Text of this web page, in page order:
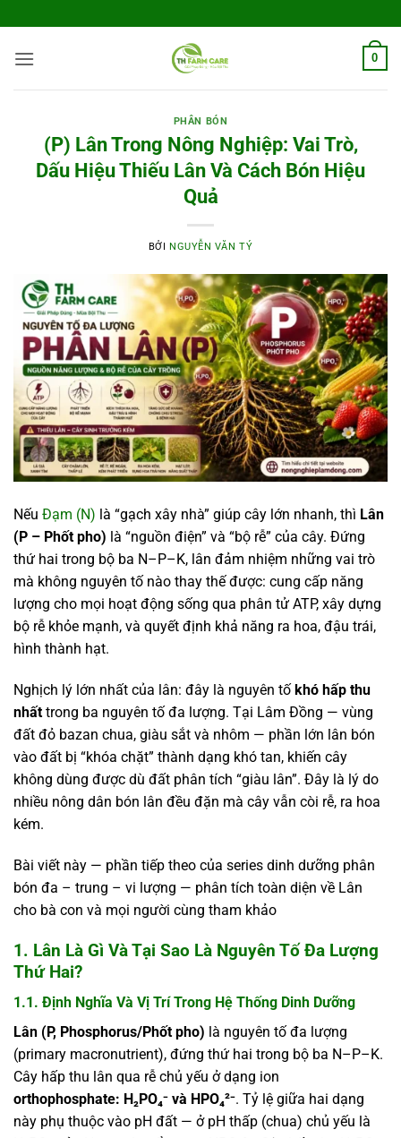
qua
nội
0
PHÂN BÓN
(P) Lân Trong Nông Nghiệp: Vai Trò,
Dấu Hiệu Thiếu Lân Và Cách Bón Hiệu
Quả
BỞI NGUYỄN VĂN TÝ
Nếu Đạm (N) là “gạch xây nhà” giúp cây lớn nhanh, thì Lân
(P – Phốt pho) là “nguồn điện” và “bộ rễ” của cây. Đứng
thứ hai trong bộ ba N–P–K, lân đảm nhiệm những vai trò
mà không nguyên tố nào thay thế được: cung cấp năng
lượng cho mọi hoạt động sống qua phân tử ATP, xây dựng
bộ rễ khỏe mạnh, và quyết định khả năng ra hoa, đậu trái,
hình thành hạt.
Nghịch lý lớn nhất của lân: đây là nguyên tốkhó hấp thu
nhất trong ba nguyên tố đa lượng. Tại Lâm Đồng — vùng
đất đỏ bazan chua, giàu sắt và nhôm — phần lớn lân bón
vào đất bị “khóa chặt” thành dạng khó tan, khiến cây
không dùng được dù đất phân tích “giàu lân”. Đây là lý do
nhiều nông dân bón lân đều đặn mà cây vẫn còi rễ, ra hoa
kém.
Bài viết này — phần tiếp theo của series dinh dưỡng phân
bón đa – trung – vi lượng — phân tích toàn diện về Lân
cho bà con và mọi người cùng tham khảo
1. Lân Là Gì Và Tại Sao Là Nguyên Tố Đa Lượng
Thứ Hai?
1.1. Định Nghĩa Và Vị Trí Trong Hệ Thống Dinh Dưỡng
Lân (P, Phosphorus/Phốt pho) là nguyên tố đa lượng
(primary macronutrient), đứng thứ hai trong bộ ba N–P–K.
Cây hấp thu lân qua rễ chủ yếu ở dạng ion
orthophosphate: H₂PO₄⁻ và HPO₄²⁻. Tỷ lệ giữa hai dạng
này phụ thuộc vào pH đất — ở pH thấp (chua) chủ yếu là